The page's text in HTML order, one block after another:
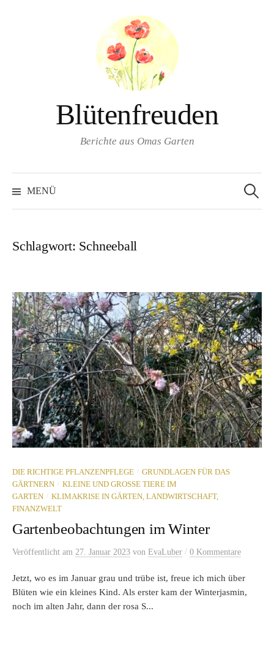
Blütenfreuden
Berichte aus Omas Garten
MENÜ
nach:
Schlagwort: Schneeball
DIE RICHTIGE PFLANZENPFLEGE / GRUNDLAGEN FÜR DAS
GÄRTNERN / KLEINE UND GROSSE TIERE IM G
ARTEN
/ KLIMAKRISE IN GÄRTEN, LANDWIRTSCHAFT,
FINANZWELT
Gartenbeobachtungen im Winter
Veröffentlicht am 27. Januar 2023 von EvaLuber / 0 Kommentare
Jetzt, wo es im Januar grau und trübe ist, freue ich mich über
Blüten wie ein kleines Kind. Als erster kam der Winterjasmin,
noch im alten Jahr, dann der rosa S...